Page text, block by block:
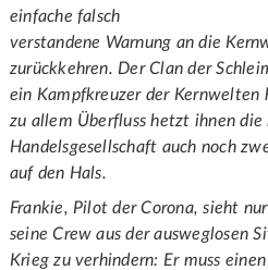
einfache falsch
verstandene Warnung an die
zurückkehren. Der Clan der
ein Kampfkreuzer der Kernwelten
zu allem Überfluss hetzt ihnen die
Handelsgesellschaft auch noch
auf den Hals.
Frankie, Pilot der Corona, sieht
seine Crew aus der ausweglosen
Krieg zu verhindern: Er muss